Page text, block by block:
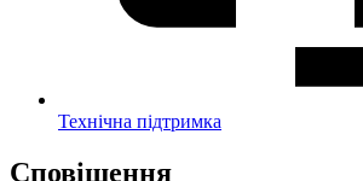
Технічна підтримка
Сповіщення